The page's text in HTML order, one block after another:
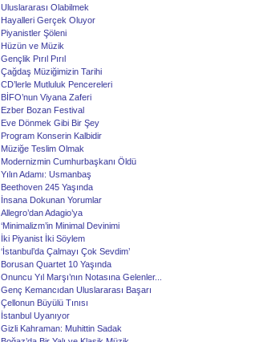
Uluslararası Olabilmek
Hayalleri Gerçek Oluyor
Piyanistler Şöleni
Hüzün ve Müzik
Gençlik Pırıl Pırıl
Çağdaş Müziğimizin Tarihi
CD’lerle Mutluluk Pencereleri
BİFO’nun Viyana Zaferi
Ezber Bozan Festival
Eve Dönmek Gibi Bir Şey
Program Konserin Kalbidir
Müziğe Teslim Olmak
Modernizmin Cumhurbaşkanı Öldü
Yılın Adamı: Usmanbaş
Beethoven 245 Yaşında
İnsana Dokunan Yorumlar
Allegro’dan Adagio’ya
‘Minimalizm’in Minimal Devinimi
İki Piyanist İki Söylem
‘İstanbul’da Çalmayı Çok Sevdim’
Borusan Quartet 10 Yaşında
Onuncu Yıl Marşı’nın Notasına Gelenler...
Genç Kemancıdan Uluslararası Başarı
Çellonun Büyülü Tınısı
İstanbul Uyanıyor
Gizli Kahraman: Muhittin Sadak